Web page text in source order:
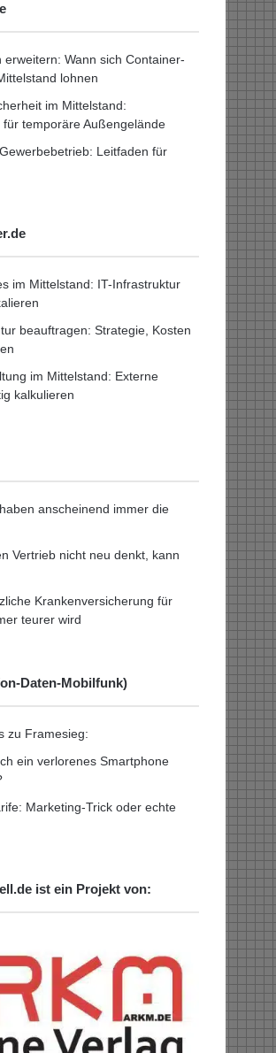
erweitern: Wann sich Container-
lohnen
im Mittelstand:
temporäre Außengelände
Leitfaden für
im Mittelstand: IT-Infrastruktur
beauftragen: Strategie, Kosten
im Mittelstand: Externe
kalkulieren
anscheinend immer die
Vertrieb nicht neu denkt, kann
Krankenversicherung für
teurer wird
Daten-Mobilfunk)
zu Framesieg:
ein verlorenes Smartphone
Marketing-Trick oder echte
ist ein Projekt von: